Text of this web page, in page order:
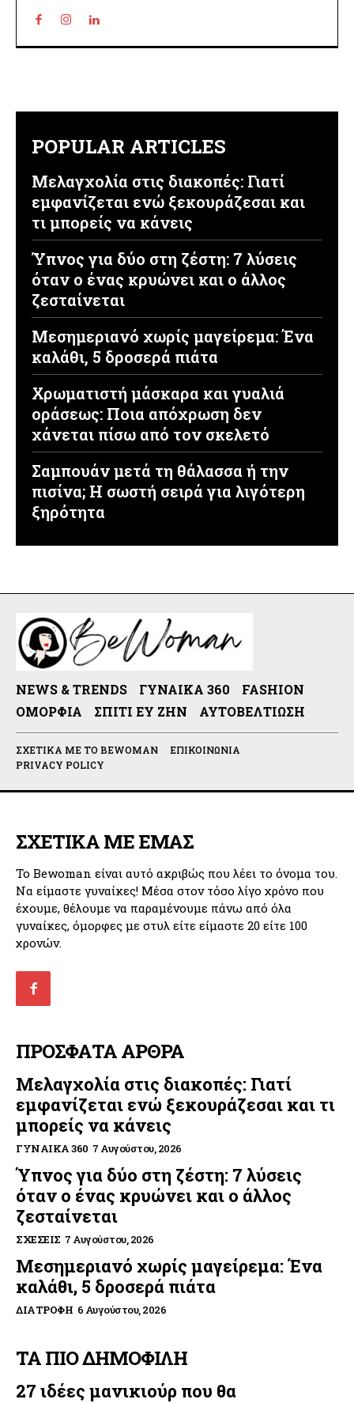
POPULAR ARTICLES
Μελαγχολία στις διακοπές: Γιατί
εμφανίζεται ενώ ξεκουράζεσαι και
τι μπορείς να κάνεις
Ύπνος για δύο στη ζέστη: 7 λύσεις
όταν ο ένας κρυώνει και ο άλλος
ζεσταίνεται
Μεσημεριανό χωρίς μαγείρεμα: Ένα
καλάθι, 5 δροσερά πιάτα
Χρωματιστή μάσκαρα και γυαλιά
οράσεως: Ποια απόχρωση δεν
χάνεται πίσω από τον σκελετό
Σαμπουάν μετά τη θάλασσα ή την
πισίνα; Η σωστή σειρά για λιγότερη
ξηρότητα
NEWS & TRENDS ΓΥΝΑΊΚΑ 360
FASHION
ΟΜΟΡΦΙΆ
ΣΠΊΤΙ ΕΥ ΖΗΝ ΑΥΤΟΒΕΛΤΊΩΣΗ
ΣΧΕΤΙΚΆ ΜΕ ΤΟ BEWOMAN
ΕΠΙΚΟΙΝΩΝΊΑ
PRIVACY POLICY
ΣΧΕΤΙΚΑ ΜΕ ΕΜΑΣ
Το Bewoman είναι αυτό ακριβώς που λέει το όνομα του.
Να είμαστε γυναίκες! Μέσα στον τόσο λίγο χρόνο που
έχουμε, θέλουμε να παραμένουμε πάνω από όλα
γυναίκες, όμορφες με στυλ είτε είμαστε 20 είτε 100
χρονών.
ΠΡΟΣΦΑΤΑ ΑΡΘΡΑ
Μελαγχολία στις διακοπές: Γιατί
εμφανίζεται ενώ ξεκουράζεσαι και τι
μπορείς να κάνεις
ΓΥΝΑΊΚΑ 360 7 Αυγούστου, 2026
Ύπνος για δύο στη ζέστη: 7 λύσεις
όταν ο ένας κρυώνει και ο άλλος
ζεσταίνεται
ΣΧΈΣΕΙΣ 7 Αυγούστου, 2026
Μεσημεριανό χωρίς μαγείρεμα: Ένα
καλάθι, 5 δροσερά πιάτα
ΔΙΑΤΡΟΦΉ 6 Αυγούστου, 2026
ΤΑ ΠΙΟ ΔΗΜΟΦΙΛΗ
27 ιδέες μανικιούρ που θα